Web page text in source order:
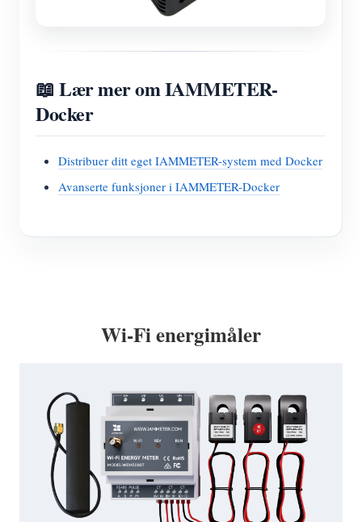
📖 Lær mer om IAMMETER-
Docker
Distribuer ditt eget IAMMETER-system med Docker
Avanserte funksjoner i IAMMETER-Docker
Wi-Fi energimåler